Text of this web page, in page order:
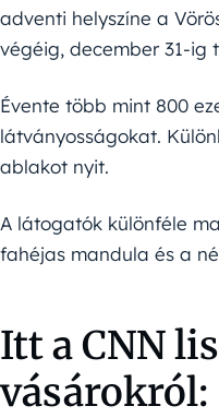
adventi helyszíne a
végéig, december 31-ig
Évente több mint 800
látványosságokat.
ablakot nyit.
A látogatók különféle
fahéjas mandula és a
Itt a CNN
vásárokról: